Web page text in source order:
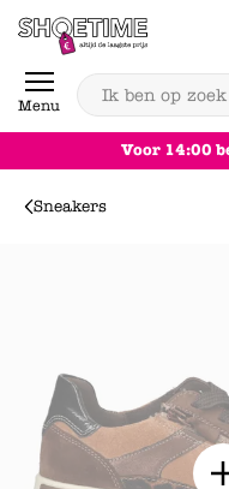
Skip to content
Menu
Voor 14:00 besteld,
Sneakers